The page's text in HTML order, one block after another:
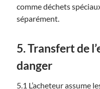
comme déchets
séparément.
5. Transfert de
danger
5.1 L’acheteur assume